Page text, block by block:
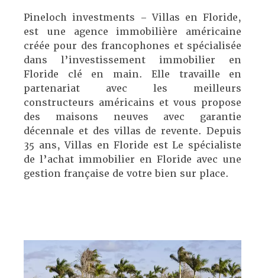
Pineloch investments – Villas en Floride,
est une agence immobilière américaine
créée pour des francophones et spécialisée
dans l’investissement immobilier en
Floride clé en main. Elle travaille en
partenariat avec les meilleurs
constructeurs américains et vous propose
des maisons neuves avec garantie
décennale et des villas de revente. Depuis
35 ans, Villas en Floride est Le spécialiste
de l’achat immobilier en Floride avec une
gestion française de votre bien sur place.